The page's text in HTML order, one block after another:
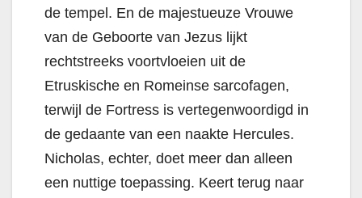
de tempel. En de majestueuze Vrouwe
van de Geboorte van Jezus lijkt
rechtstreeks voortvloeien uit de
Etruskische en Romeinse sarcofagen,
terwijl de Fortress is vertegenwoordigd in
de gedaante van een naakte Hercules.
Nicholas, echter, doet meer dan alleen
een nuttige toepassing. Keert terug naar